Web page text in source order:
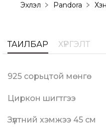
Эхлэл Pandora
ТАЙЛБАР ХҮРГЭЛТ
925 сорьцтой мөнгө
Циркон шигтгээ
Зүүлтний хэмжээ 45 см